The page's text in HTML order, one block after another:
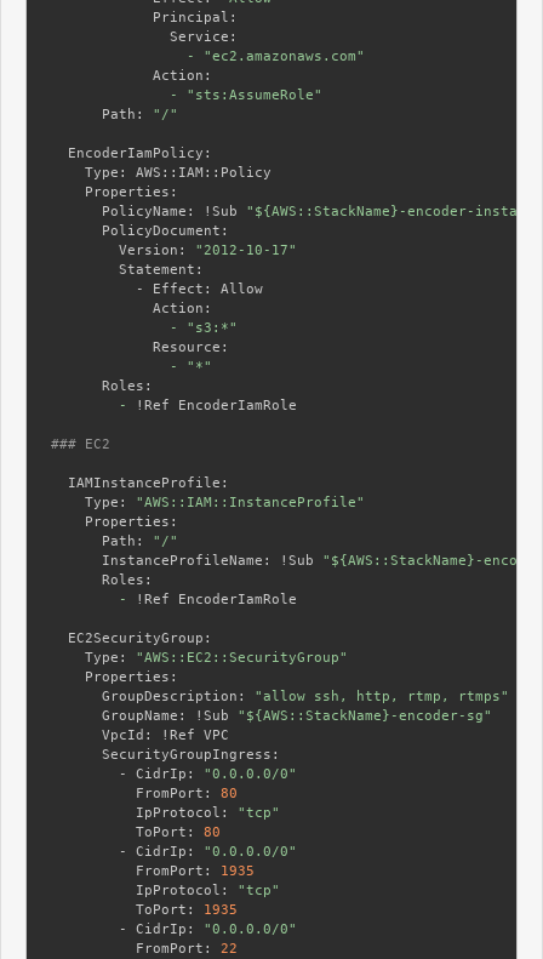
            Principal:
              Service:
                -
"ec2.amazonaws.com"
            Action:
              -
"sts:AssumeRole"
      Path:
"/"
  EncoderIamPolicy:
    Type:
    Properties:
      PolicyName:
!Sub "${AWS::StackName}-encoder-
      PolicyDocument:
        Version:
"2012-10-17"
        Statement:
          - Effect:
            Action:
              -
"s3:*"
            Resource:
              -
"*"
      Roles:
        -
!Ref EncoderIamRole
### EC2
  IAMInstanceProfile:
    Type:
"AWS::IAM::InstanceProfile"
    Properties:
      Path:
"/"
      InstanceProfileName:
!Sub "${AWS::StackName}-
      Roles:
        -
!Ref EncoderIamRole
  EC2SecurityGroup:
    Type:
"AWS::EC2::SecurityGroup"
    Properties:
      GroupDescription:
"allow ssh, http, rtmp, rtmps"
      GroupName:
!Sub "${AWS::StackName}-encoder-sg"
      VpcId:
      SecurityGroupIngress:
        - CidrIp:
"0.0.0.0/0"
          FromPort:
80
          IpProtocol:
"tcp"
          ToPort:
80
        - CidrIp:
"0.0.0.0/0"
          FromPort:
1935
          IpProtocol:
"tcp"
          ToPort:
1935
        - CidrIp:
"0.0.0.0/0"
          FromPort:
22